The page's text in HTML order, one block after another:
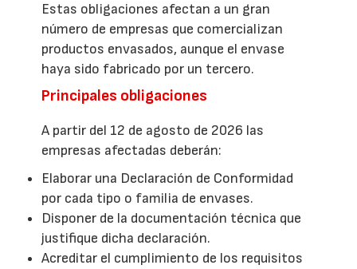
Estas obligaciones afectan a un gran
número de empresas que comercializan
productos envasados, aunque el envase
haya sido fabricado por un tercero.
Principales obligaciones
A partir del 12 de agosto de 2026 las
empresas afectadas deberán:
Elaborar una Declaración de Conformidad
por cada tipo o familia de envases.
Disponer de la documentación técnica que
justifique dicha declaración.
Acreditar el cumplimiento de los requisitos